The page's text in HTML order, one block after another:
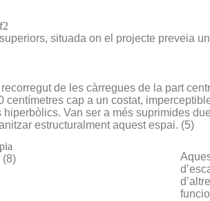
situada on el projecte preveia
de les càrregues de la part
centímetres cap a un costat,
Van ser a més suprimides
estructuralment aquest espai. (5)
(8)